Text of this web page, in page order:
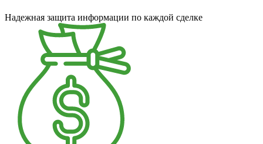
Надежная защита информации по каждой сделке